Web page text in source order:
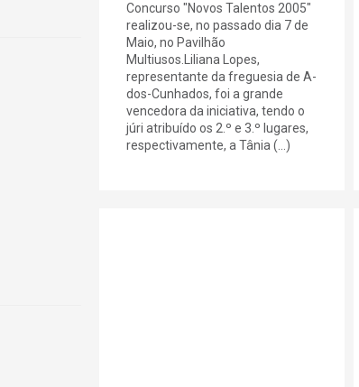
Concurso "Novos Talentos 2005"
realizou-se, no passado dia 7 de
Maio, no Pavilhão
Multiusos.Liliana Lopes,
representante da freguesia de A-
dos-Cunhados, foi a grande
vencedora da iniciativa, tendo o
júri atribuído os 2.º e 3.º lugares,
respectivamente, a Tânia (...)